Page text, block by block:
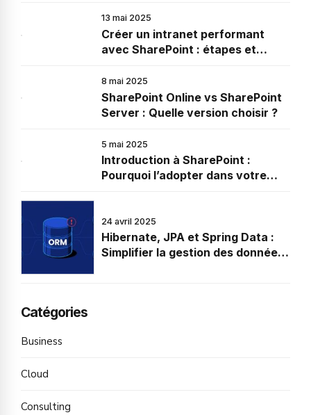
13 mai 2025
Créer un intranet performant
avec SharePoint : étapes et
8 mai 2025
SharePoint Online vs SharePoint
Server : Quelle version choisir ?
5 mai 2025
Introduction à SharePoint :
Pourquoi l’adopter dans votre
24 avril 2025
Hibernate, JPA et Spring Data :
Simplifier la gestion des données
Catégories
Business
Cloud
Consulting